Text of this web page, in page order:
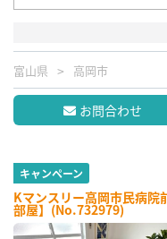
富山県 高岡市
お問合わせ
キャンペーン
Kマンスリー高岡市民病院
部屋】(No.732979)